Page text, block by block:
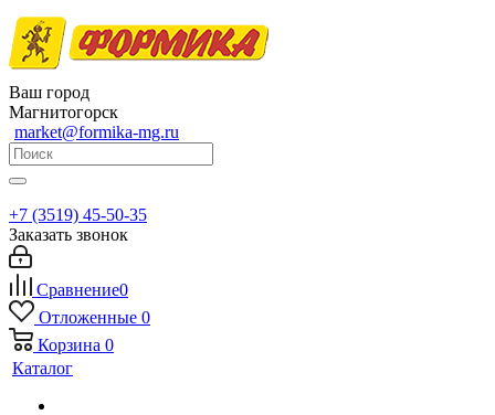
Ваш город
Магнитогорск
market@formika-mg.ru
+7 (3519) 45-50-35
Заказать звонок
Сравнение0
Отложенные 0
Корзина 0
Каталог